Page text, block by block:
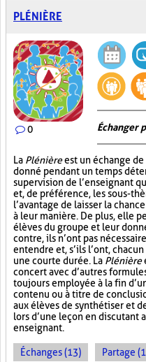
PLÉNIÈRE
0 Échanger
La Plénièreest un échange
donné pendant un temps
supervision de l’enseignant
et, de préférence, les sous-
l’avantage de laisser la
à leur manière. De plus, elle
élèves du groupe et leur
contre, ils n’ont pas
entendre et, s’ils l’ont,
une courte durée. La Plénière
concert avec d’autres
toujours employée à la fin
contenu ou à titre de
aux élèves de synthétiser et
lors d’une leçon en discutant
enseignant.
Échanges (13) Partage